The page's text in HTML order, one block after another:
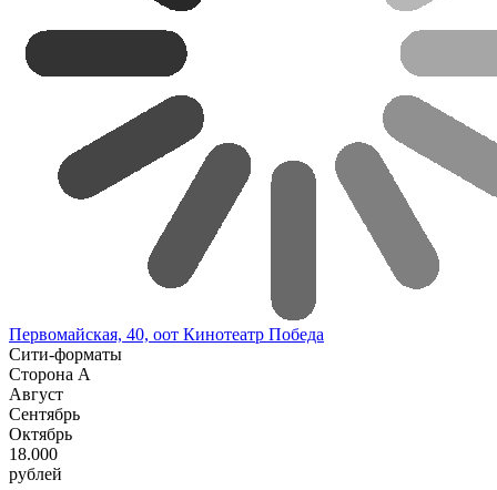
Первомайская, 40, оот Кинотеатр Победа
Сити-форматы
Сторона А
Август
Сентябрь
Октябрь
18.000
рублей